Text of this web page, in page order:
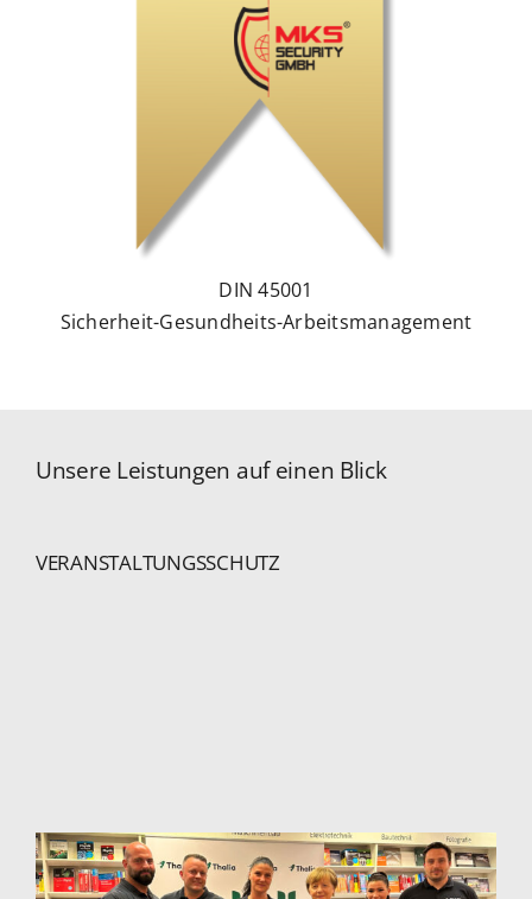
DIN 45001
Sicherheit-Gesundheits-Arbeitsmanagement
Unsere Leistungen auf einen Blick
VERANSTALTUNGSSCHUTZ